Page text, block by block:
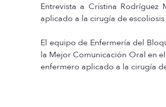
Biblioteca
Entrevista a Cristina
aplicado a la cirugía de
El equipo de Enfermería del
la Mejor Comunicación Oral en
enfermero aplicado a la cirugía